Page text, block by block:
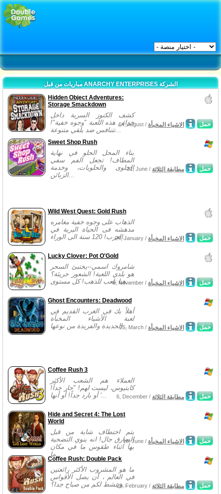
مباريات من قبل ANARCHY ENTERPRISES الشركة
Hidden Object Adventures:
Storage Smackdown
كشف الكنوز السرية داخل
خزائن هذه اللعبة "وجوه خفية"!
تتنافس ضد يلقي متنوعة...
حمل 14, August / الاشياء المخبأة
Sweet Shop Rush
بناء المحل الحلو في نهاية
المطاف! تجعل الفم سقي
الحلوى والحلويات، وخدمة
الزبائن...
حمل 21, June / مطابقة الثلاثة
Wild West Quest: Gold Rush
الذهاب على وجوه خفية مغامره
مدهشه فى الحياة البرية في
الغرب! 120 سنة الى الوراء...
حمل 24, January / الاشياء المخبأة
Lucky Clover: Pot O'Gold
شامروك اسمي--يختبئ السحر
هو بلدي اللعبة! الشعور جريئة؟
هيا نلعب للذهب! كل مستوى...
حمل 6, November / الاشياء المخبأة
Ghost Encounters: Deadwood
أهلاً بك في الغرب القديم في
لعبة الأشياء المخبأة
الجديدة والفريدة من نوعها...
حمل 25, March / الاشياء المخبأة
Coffee Rush 3
العملاء هم الشعب الأكثر
كابتيوس، ليست لهم! "حار جداً!
أو بارد جداً! أو أنها '...
حمل 6, December / مطابقة الثلاثة
Hide and Secret 4: The Lost
World
يتم اختطاف شابة من قبل
السارق جال! انه ينوي التضحية
بها اثناء طقوس ما في مكان
ما...
حمل 18, June / الاشياء المخبأة
Coffee Rush: Double Pack
ما هو المشروب الأكثر رائعتين
في العالم ، أن يصل الأقواس
وينشط لكم من صباح جدا؟...
حمل 28, February / مطابقة الثلاثة